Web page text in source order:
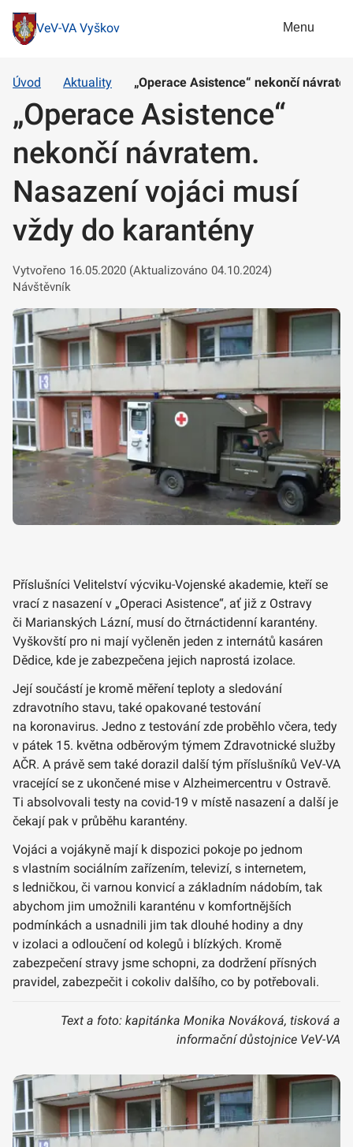
VeV-VA Vyškov Menu
Úvod Aktuality „Operace Asistence“ nekončí
„Operace Asistence“
nekončí návratem.
Nasazení vojáci musí
vždy do karantény
Vytvořeno 16.05.2020 (Aktualizováno 04.10.2024)
Návštěvník
Příslušníci Velitelství výcviku-Vojenské akademie, kteří se
vrací z nasazení v „Operaci Asistence“, ať již z Ostravy
či Marianských Lázní, musí do čtrnáctidenní karantény.
Vyškovští pro ni mají vyčleněn jeden z internátů kasáren
Dědice, kde je zabezpečena jejich naprostá izolace.
Její součástí je kromě měření teploty a sledování
zdravotního stavu, také opakované testování
na koronavirus. Jedno z testování zde proběhlo včera, tedy
v pátek 15. května odběrovým týmem Zdravotnické služby
AČR. A právě sem také dorazil další tým příslušníků VeV-VA
vracející se z ukončené mise v Alzheimercentru v Ostravě.
Ti absolvovali testy na covid-19 v místě nasazení a další je
čekají pak v průběhu karantény.
Vojáci a vojákyně mají k dispozici pokoje po jednom
s vlastním sociálním zařízením, televizí, s internetem,
s ledničkou, či varnou konvicí a základním nádobím, tak
abychom jim umožnili karanténu v komfortnějších
podmínkách a usnadnili jim tak dlouhé hodiny a dny
v izolaci a odloučení od kolegů i blízkých. Kromě
zabezpečení stravy jsme schopni, za dodržení přísných
pravidel, zabezpečit i cokoliv dalšího, co by potřebovali.
Text a foto: kapitánka Monika Nováková, tisková a
informační důstojnice VeV-VA